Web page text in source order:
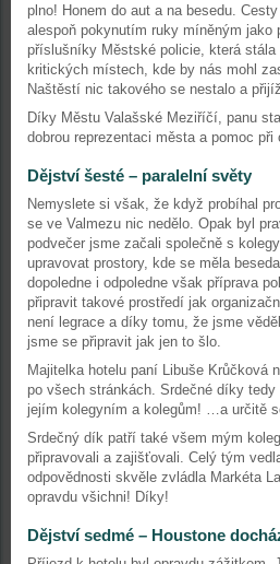
plno! Honem do aut a na besedu.
alespoň pokynutím ruky míněným jako
příslušníky Městské policie, která stála
kritických místech, kde by nás mohl
Naštěstí nic takového se nestalo a
Díky Městu Valašské Meziříčí, panu
dobrou reprezentaci města a pomoc při
Dějství šesté – paralelní světy
Nemyslete si však, že když probíhal
se ve Valmezu nic nedělo. Opak byl
podvečer jsme začali společně s
upravovat prostory, kde se měla
dopoledne i odpoledne však příprava
připravit takové prostředí jak
není legrace a díky tomu, že jsme
jsme se připravit jak jen to šlo.
Majitelka hotelu paní Libuše Krůčková
po všech stránkách. Srdečné díky
jejím kolegyním a kolegům! …a určitě
Srdečný dík patří také všem mým
připravovali a zajišťovali. Celý tým
odpovědnosti skvěle zvládla Markéta
opravdu všichni! Díky!
Dějství sedmé – Houstone